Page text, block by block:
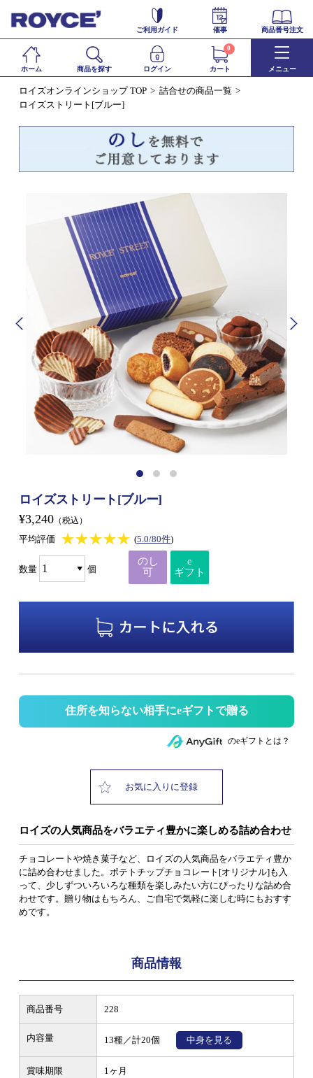
ご利用ガイド 催事 商品番号注文
ホーム 商品を探す ログイン カート
0
メニュー
ロイズオンラインショップ TOP
詰合せの商品一覧
ロイズストリート[ブルー]
ロイズストリート[ブルー]
¥3,240 （税込）
平均評価 ★★★★★
★★★★★ (5.0/80件)
数量 個
のし
可
e
ギフト
住所を知らない相手にeギフトで贈る
のeギフトとは？
お気に入りに登録
ロイズの人気商品をバラエティ豊かに楽しめる詰め合わせ
チョコレートや焼き菓子など、ロイズの人気商品をバラエティ豊か
に詰め合わせました。ポテトチップチョコレート[オリジナル]も入
って、少しずついろいろな種類を楽しみたい方にぴったりな詰め合
わせです。贈り物はもちろん、ご自宅で気軽に楽しむ時にもおすす
めです。
商品情報
商品番号 228
内容量 13種／計20個 中身を見る
賞味期限
1ヶ月